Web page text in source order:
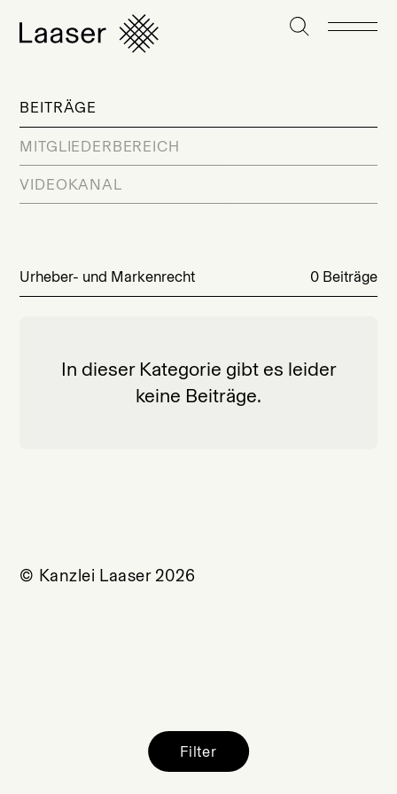
BEITRÄGE
MITGLIEDERBEREICH
VIDEOKANAL
Urheber- und Markenrecht 0 Beiträge
In dieser Kategorie gibt es leider
keine Beiträge.
Filter
© Kanzlei Laaser 2026